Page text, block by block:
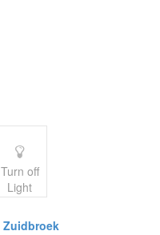
Turn off
Light
Zuidbroek